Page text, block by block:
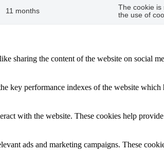
11 months
The cookie is
the use of
sharing the content of the website on social
key performance indexes of the website
with the website. These cookies help
ads and marketing campaigns. These